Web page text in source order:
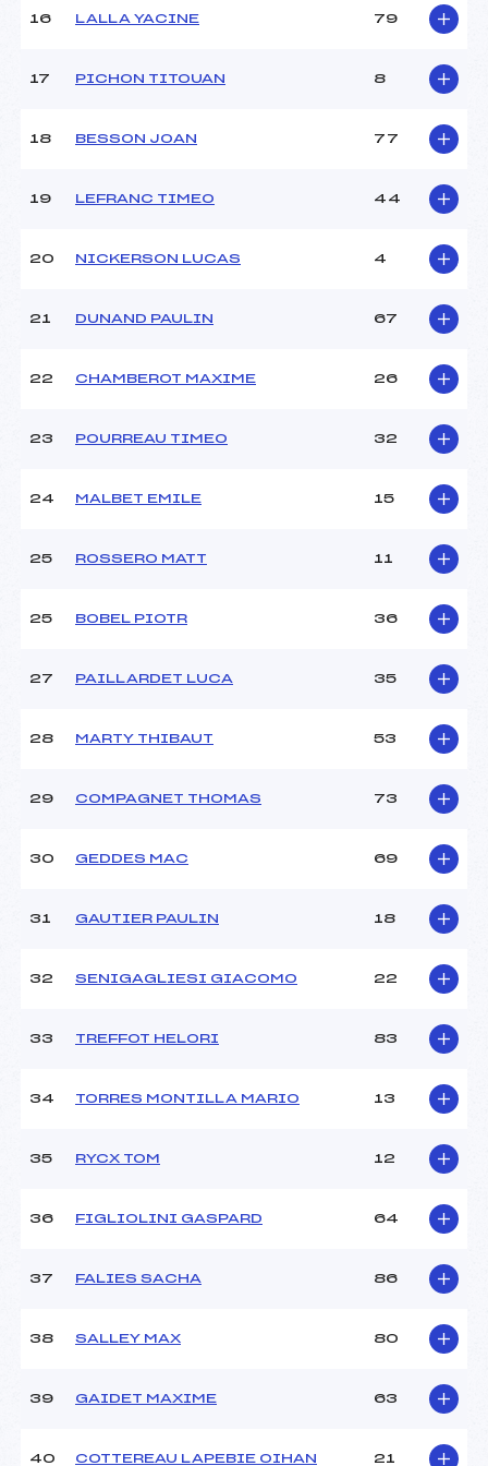
U16
16 LALLA YACINE 79
17 PICHON TITOUAN 8
18 BESSON JOAN 77
19 LEFRANC TIMEO 44
20 NICKERSON LUCAS 4
21 DUNAND PAULIN 67
22 CHAMBEROT MAXIME 26
23 POURREAU TIMEO 32
24 MALBET EMILE 15
25 ROSSERO MATT 11
25 BOBEL PIOTR 36
27 PAILLARDET LUCA 35
28 MARTY THIBAUT 53
29 COMPAGNET THOMAS 73
30 GEDDES MAC 69
31 GAUTIER PAULIN 18
32 SENIGAGLIESI GIACOMO 22
33 TREFFOT HELORI 83
34 TORRES MONTILLA MARIO 13
35 RYCX TOM 12
36 FIGLIOLINI GASPARD 64
37 FALIES SACHA 86
38 SALLEY MAX 80
39 GAIDET MAXIME 63
40 COTTEREAU LAPEBIE OIHAN 21